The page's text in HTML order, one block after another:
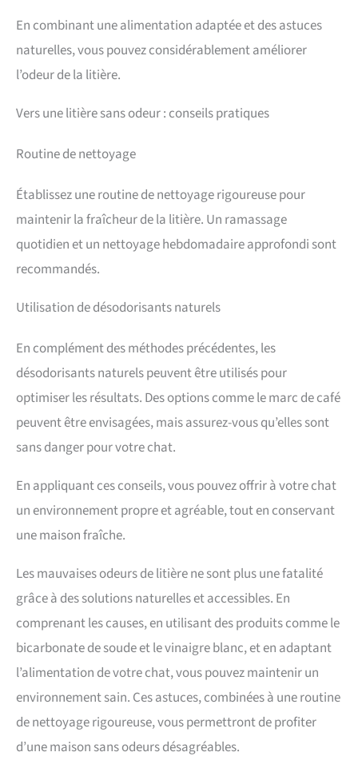
En combinant une alimentation adaptée et des astuces
naturelles, vous pouvez considérablement améliorer
l’odeur de la litière.
Vers une litière sans odeur : conseils pratiques
Routine de nettoyage
Établissez une routine de nettoyage rigoureuse pour
maintenir la fraîcheur de la litière. Un ramassage
quotidien et un nettoyage hebdomadaire approfondi sont
recommandés.
Utilisation de désodorisants naturels
En complément des méthodes précédentes, les
désodorisants naturels peuvent être utilisés pour
optimiser les résultats. Des options comme le marc de café
peuvent être envisagées, mais assurez-vous qu’elles sont
sans danger pour votre chat.
En appliquant ces conseils, vous pouvez offrir à votre chat
un environnement propre et agréable, tout en conservant
une maison fraîche.
Les mauvaises odeurs de litière ne sont plus une fatalité
grâce à des solutions naturelles et accessibles. En
comprenant les causes, en utilisant des produits comme le
bicarbonate de soude et le vinaigre blanc, et en adaptant
l’alimentation de votre chat, vous pouvez maintenir un
environnement sain. Ces astuces, combinées à une routine
de nettoyage rigoureuse, vous permettront de profiter
d’une maison sans odeurs désagréables.